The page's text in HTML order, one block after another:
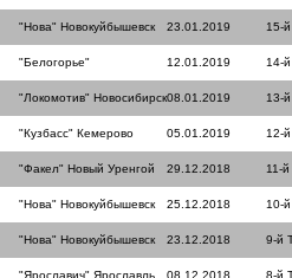
"Нова" Новокуйбышевск 23.01.2019 15-
"Белогорье" 12.01.2019 14-
"Локомотив" Новосибирск08.01.2019 13-
"Кузбасс" Кемерово 05.01.2019 12-
"Факел" Новый Уренгой 29.12.2018 11-й
"Нова" Новокуйбышевск 25.12.2018 10-
"Нова" Новокуйбышевск 23.12.2018 9-й
"Ярославич" Ярославль 08.12.2018 8-й